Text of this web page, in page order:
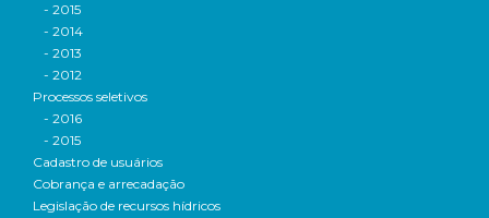
- 2015
- 2014
- 2013
- 2012
Processos seletivos
- 2016
- 2015
Cadastro de usuários
Cobrança e arrecadação
Legislação de recursos hídricos